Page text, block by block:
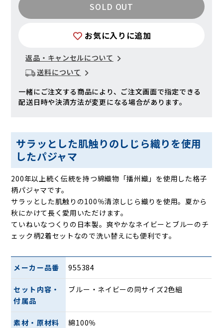
SOLD OUT
お気に入りに追加
返品・キャンセルについて
送料について
一緒にご注文する商品により、ご注文画面で指定できる
配送日時や決済方法が変更になる場合があります。
サラッとした肌触りのしじら織りを使用
したパジャマ
200年以上続く伝統を持つ綿織物「播州織」を使用した格子
柄パジャマです。
サラッとした肌触りの100％清涼しじら織りを使用。夏から
秋にかけて長く愛用いただけます。
ていねいなつくりの日本製。爽やかなネイビーとブルーのチ
ェック柄2着セットなので洗い替えにも便利です。
メーカー品番 955384
セット内容・
付属品
ブルー・ネイビーの同サイズ2色組
素材・原材料 綿100％